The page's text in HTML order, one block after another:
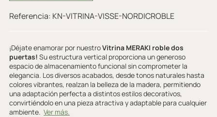
Referencia: KN-VITRINA-VISSE-NORDICROBLE
¡Déjate enamorar por nuestroVitrina MERAKI roble dos
puertas! Su estructura vertical proporciona un generoso
espacio de almacenamiento funcional sin comprometer la
elegancia. Los diversos acabados, desde tonos naturales hasta
colores vibrantes, realzan la belleza de la madera, permitiendo
una adaptación perfecta a distintos estilos decorativos,
convirtiéndolo en una pieza atractiva y adaptable para cualquier
ambiente.Ver más.